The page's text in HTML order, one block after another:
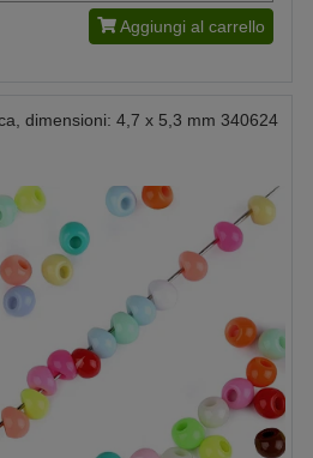
Aggiungi al carrello
dimensioni: 4,7 x 5,3 mm 340624